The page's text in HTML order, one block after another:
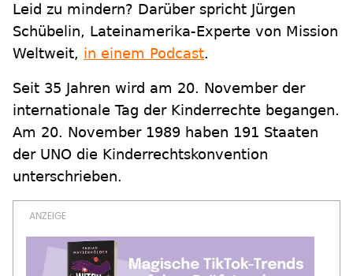
Leid zu mindern? Darüber spricht Jürgen
Schübelin, Lateinamerika-Experte von Mission
Weltweit, in einem Podcast.
Seit 35 Jahren wird am 20. November der
internationale Tag der Kinderrechte begangen.
Am 20. November 1989 haben 191 Staaten
der UNO die Kinderrechtskonvention
unterschrieben.